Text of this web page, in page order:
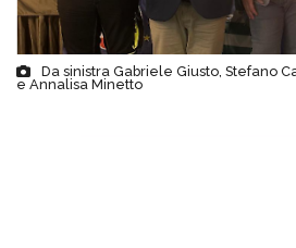
Da sinistra Gabriele Giusto, Stefano
e Annalisa Minetto